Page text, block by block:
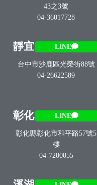
43之3號
04-36017728
靜宜 LINE
台中市沙鹿區光榮街88號
04-26622589
彰化 LINE
彰化縣彰化市和平路57號5
樓
04-7200055